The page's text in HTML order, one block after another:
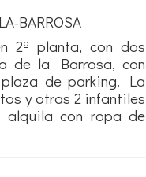
BARROSA
2ª planta, con dos
de la Barrosa, con
de parking. La
y otras 2 infantiles
alquila con ropa de